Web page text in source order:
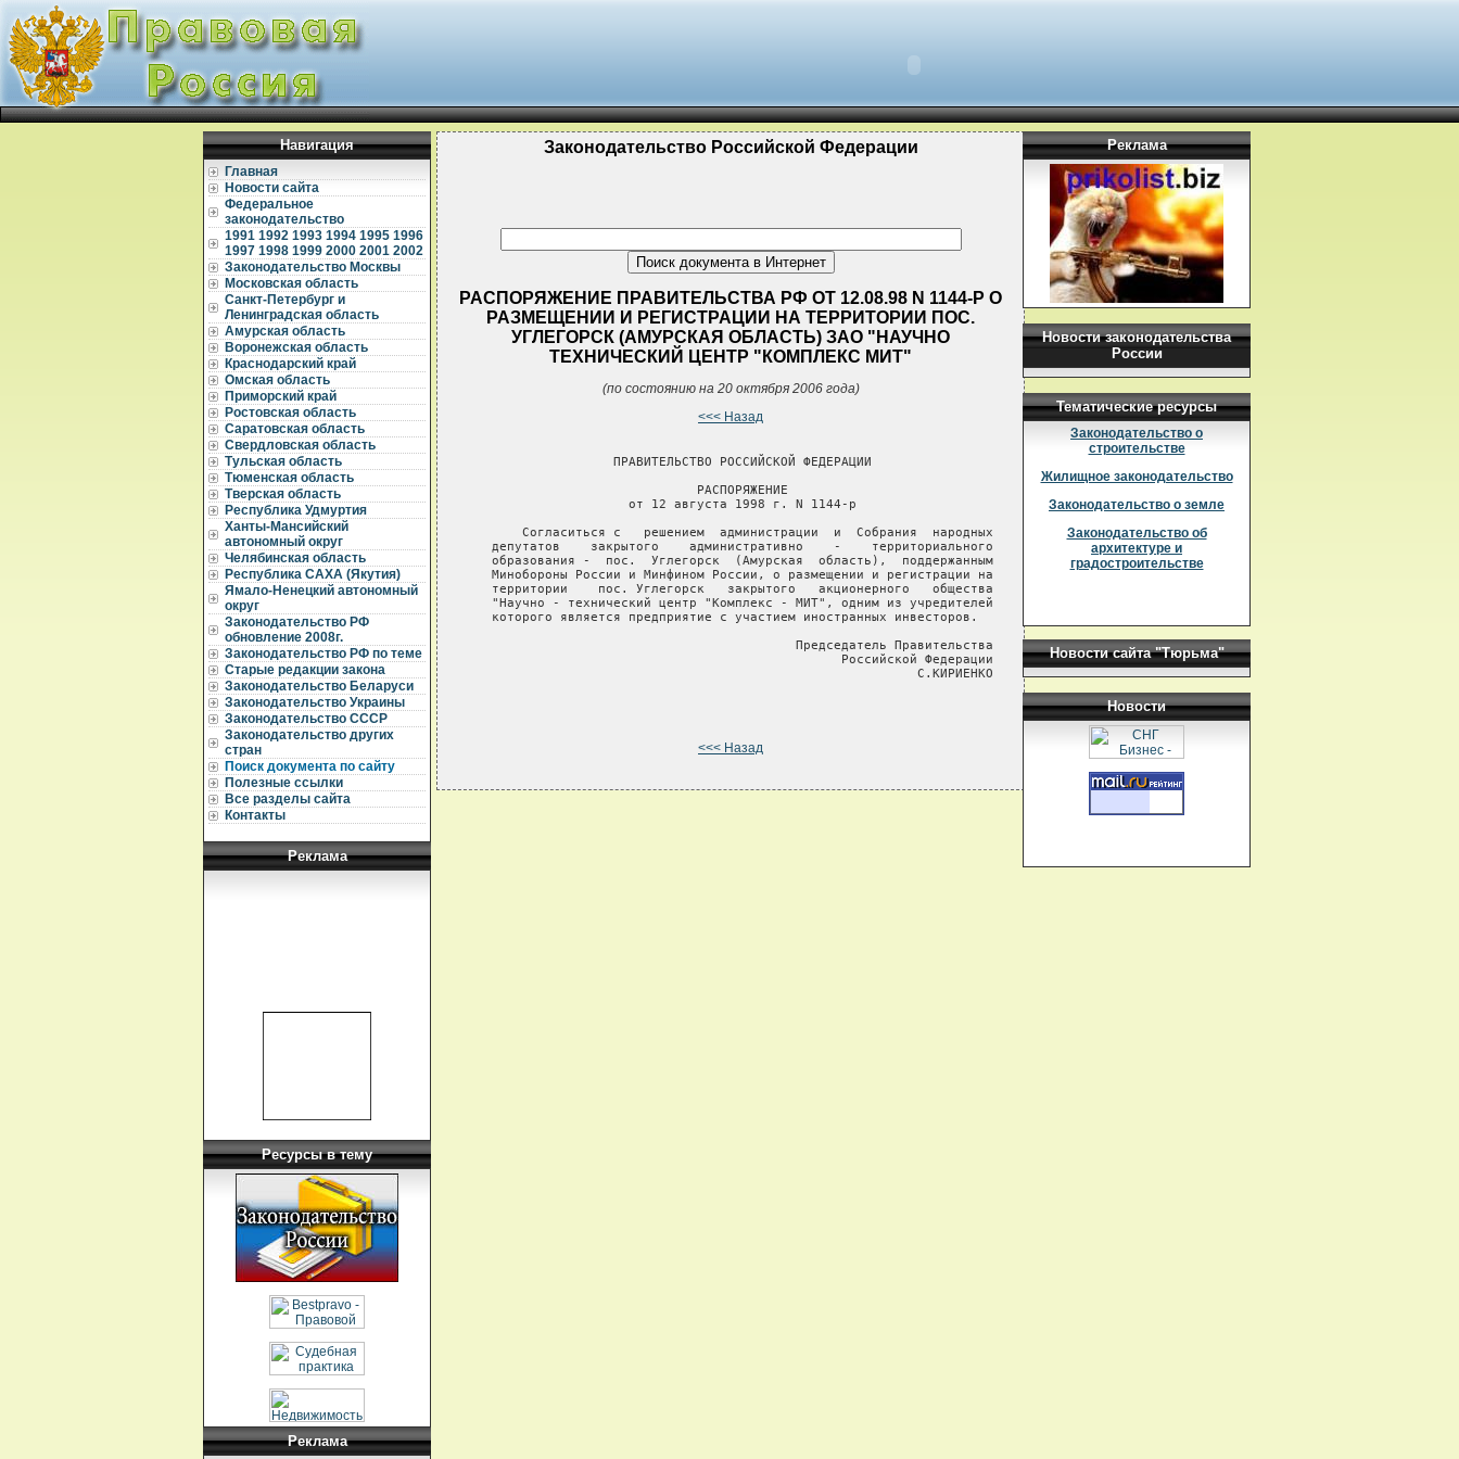
Навигация
Главная
Новости сайта
Федеральное
законодательство
1991 1992 1993 1994 1995 1996
1997 1998 1999 2000 2001 2002
Законодательство Москвы
Московская область
Санкт-Петербург и
Ленинградская область
Амурская область
Воронежская область
Краснодарский край
Омская область
Приморский край
Ростовская область
Саратовская область
Свердловская область
Тульская область
Тюменская область
Тверская область
Республика Удмуртия
Ханты-Мансийский
автономный округ
Челябинская область
Республика САХА (Якутия)
Ямало-Ненецкий автономный
округ
Законодательство РФ
обновление 2008г.
Законодательство РФ по теме
Старые редакции закона
Законодательство Беларуси
Законодательство Украины
Законодательство СССР
Законодательство других
стран
Поиск документа по сайту
Полезные ссылки
Все разделы сайта
Контакты
Реклама
Ресурсы в тему
Реклама
Законодательство Российской Федерации
РАСПОРЯЖЕНИЕ ПРАВИТЕЛЬСТВА РФ ОТ 12.08.98 N 1144-Р О
РАЗМЕЩЕНИИ И РЕГИСТРАЦИИ НА ТЕРРИТОРИИ ПОС.
УГЛЕГОРСК (АМУРСКАЯ ОБЛАСТЬ) ЗАО "НАУЧНО
ТЕХНИЧЕСКИЙ ЦЕНТР "КОМПЛЕКС МИТ"
(по состоянию на 20 октября 2006 года)
<<< Назад
                   ПРАВИТЕЛЬСТВО РОССИЙСКОЙ ФЕДЕРАЦИИ
                              РАСПОРЯЖЕНИЕ
                     от 12 августа 1998 г. N 1144-р
       Согласиться с   решением  администрации  и  Собрания  народных
   депутатов    закрытого    административно    -    территориального
   образования -  пос.  Углегорск  (Амурская  область),  поддержанным
   Минобороны России и Минфином России, о размещении и регистрации на
   территории    пос. Углегорск   закрытого   акционерного   общества
   "Научно - технический центр "Комплекс - МИТ", одним из учредителей
   которого является предприятие с участием иностранных инвесторов.
                                           Председатель Правительства
                                                 Российской Федерации
                                                           С.КИРИЕНКО
<<< Назад
Реклама
Новости законодательства
России
Тематические ресурсы
Законодательство о
строительстве
Жилищное законодательство
Законодательство о земле
Законодательство об
архитектуре и
градостроительстве
Новости сайта "Тюрьма"
Новости